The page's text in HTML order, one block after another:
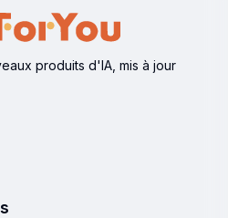
produits d'IA, mis à jour